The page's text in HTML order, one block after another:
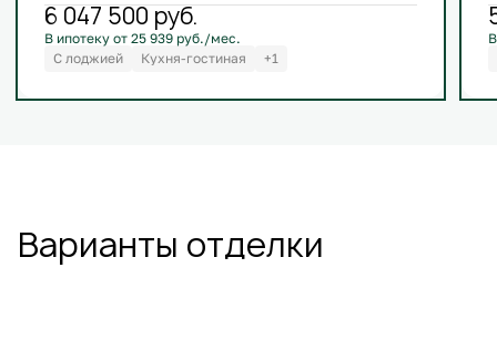
6 047 500 руб.
В ипотеку от 25 939 руб./мес.
С лоджией
Кухня-гостиная +1
Варианты отделки